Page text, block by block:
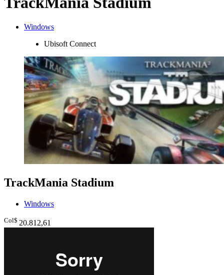
Windows
Ubisoft Connect
TrackMania Stadium
Windows
Col$ 20.812,61